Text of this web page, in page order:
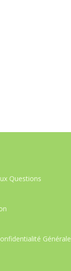
Questions
Générale